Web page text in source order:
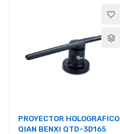
PROYECTOR HOLOGRAFICO
QIAN BENXI QTD-3D165